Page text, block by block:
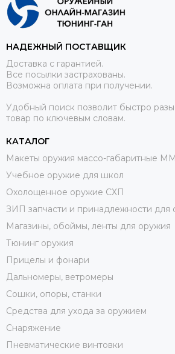
НАДЕЖНЫЙ ПОСТАВЩИК
Доставка с гарантией.
Все посылки застрахованы.
Возможна оплата при получении.
Удобный поиск позволит быстро
товар по ключевым словам.
КАТАЛОГ
Макеты оружия массо-габаритные
Учебное оружие для школ
Охолощенное оружие СХП
ЗИП запчасти и принадлежности для
Магазины, обоймы, ленты для оружия
Тюнинг оружия
Прицелы и фонари
Дальномеры, ветромеры
Сошки, опоры, станки
Средства для ухода за оружием
Снаряжение
Пневматические винтовки